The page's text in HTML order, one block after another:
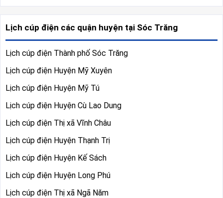
Lịch cúp điện các quận huyện tại Sóc Trăng
Lịch cúp điện Thành phố Sóc Trăng
Lịch cúp điện Huyện Mỹ Xuyên
Lịch cúp điện Huyện Mỹ Tú
Lịch cúp điện Huyện Cù Lao Dung
Lịch cúp điện Thị xã Vĩnh Châu
Lịch cúp điện Huyện Thạnh Trị
Lịch cúp điện Huyện Kế Sách
Lịch cúp điện Huyện Long Phú
Lịch cúp điện Thị xã Ngã Năm